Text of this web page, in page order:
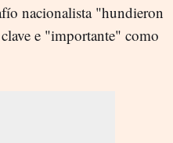
nacionalista "hundieron
e "importante" como